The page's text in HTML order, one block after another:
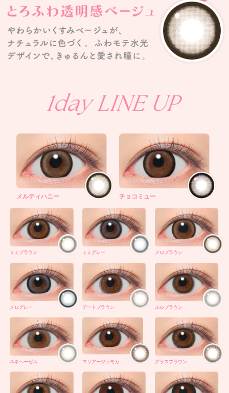
メルティハニー チョコミュー
ミミブラウン ミミグレー メロブラウン
メログレー デートブラウン ルルブラウン
ネネヘーゼル マリアージュモカ グラスブラウン